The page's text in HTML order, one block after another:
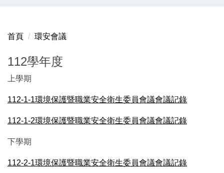
首頁 環安會議
112學年度
上學期
112-1-1環境保護暨職業安全衛生委員會議會議記錄
112-1-2環境保護暨職業安全衛生委員會議會議記錄
下學期
112-2-1環境保護暨職業安全衛生委員會議會議記錄